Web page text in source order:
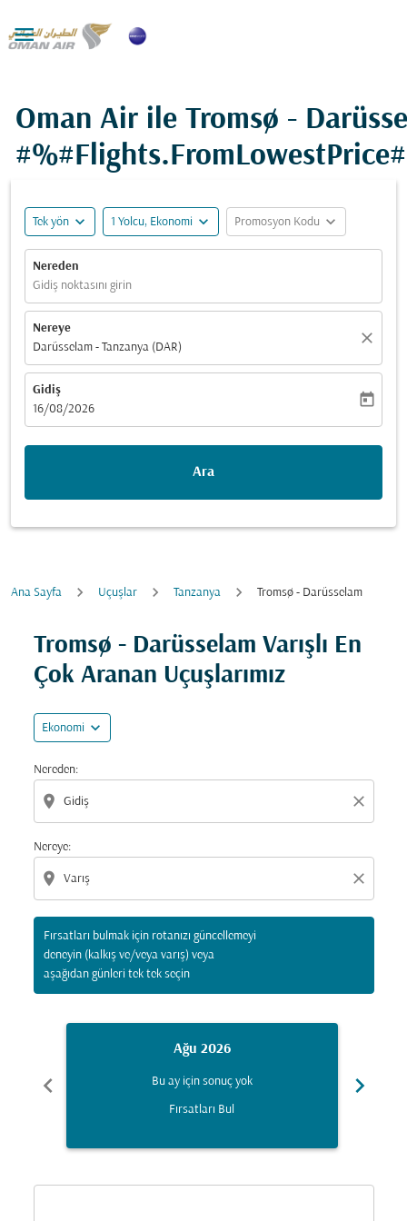

Oman Air ile Tromsø -
Tek yön expand_more 1 Yolcu, Ekonomi expand_more Promosyon Kodu expand_more
Nereden
Gidiş noktasını girin
Nereye
Darüsselam - Tanzanya (DAR)
close
Gidiş
fc-booking-departure-date-aria-label
16/08/2026
today
Ara
Ana Sayfa Uçuşlar Tanzanya Tromsø - Darüsselam
Tromsø - Darüsselam Varışlı En
Çok Aranan Uçuşlarımız
Ekonomi expand_more
Nereden:
location_on close
Nereye:
location_on close
Fırsatları bulmak için rotanızı güncellemeyi
deneyin (kalkış ve/veya varış) veya
aşağıdan günleri tek tek seçin
Fırsatları bulmak için rotanızı güncellemeyi deneyin
chevron_left
Ağu 2026
Bu ay için sonuç yok
Fırsatları Bul
chevron_right